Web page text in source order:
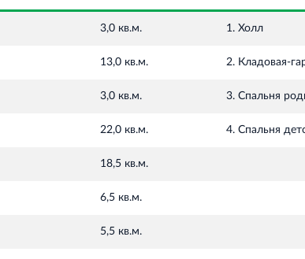
3,0 кв.м. 1. Холл
13,0 кв.м. 2. Кладовая-
3,0 кв.м. 3. Спальня
22,0 кв.м. 4. Спальня
18,5 кв.м.
6,5 кв.м.
5,5 кв.м.